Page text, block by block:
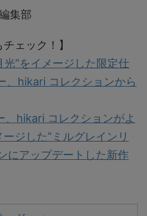
集部
ェック！】
”をイメージした限定仕
、hikari コレクションから
hikari コレクションがよ
ジした“ミルグレインリ
にアップデートした新作